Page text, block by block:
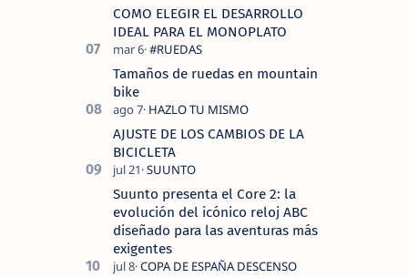
COMO ELEGIR EL DESARROLLO
IDEAL PARA EL MONOPLATO
Tamaños de ruedas en mountain
bike
AJUSTE DE LOS CAMBIOS DE LA
BICICLETA
Suunto presenta el Core 2: la
evolución del icónico reloj ABC
diseñado para las aventuras más
exigentes